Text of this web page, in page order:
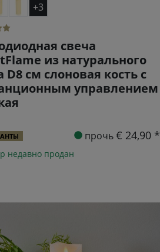
+3
свеча
из натурального
D8 см слоновая кость с
управлением
прочь€ 24,90 *
недавно продан